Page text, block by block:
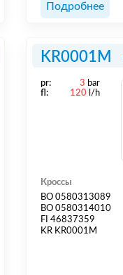
Подробнее
KR0001M
pr: 3 bar
fl:
120 l/h
Кроссы
BO 0580313089
BO 0580314010
FI 46837359
KR KR0001M